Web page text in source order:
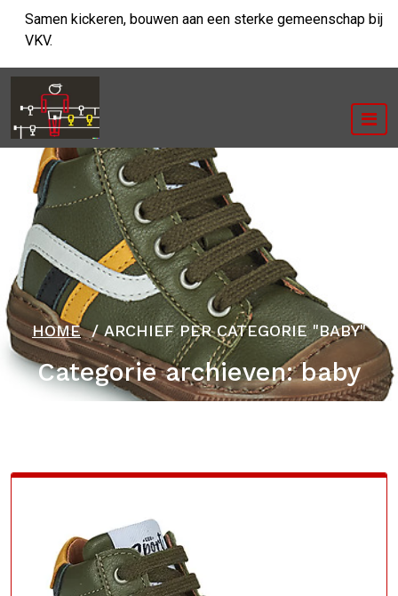
naar
inhoud
Samen kickeren, bouwen aan een sterke gemeenschap bij
VKV.
HOME/ARCHIEF PER CATEGORIE "BABY"
Categorie archieven: baby